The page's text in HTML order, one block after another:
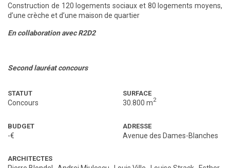
Construction de 120 logements sociaux et 80 logements moyens,
d’une crèche et d’une maison de quartier
En collaboration avec R2D2
Second lauréat concours
STATUT
Concours
SURFACE
30.800 m2
BUDGET
-€
ADRESSE
Avenue des Dames-Blanches
ARCHITECTES